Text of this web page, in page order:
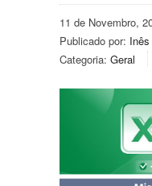
11 de Novembro,
Publicado por:
Categoria: Geral